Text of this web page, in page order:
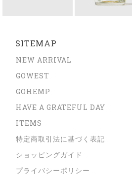
SITEMAP
NEW ARRIVAL
GOWEST
GOHEMP
HAVE A GRATEFUL DAY
ITEMS
特定商取引法に基づく表記
ショッピングガイド
プライバシーポリシー